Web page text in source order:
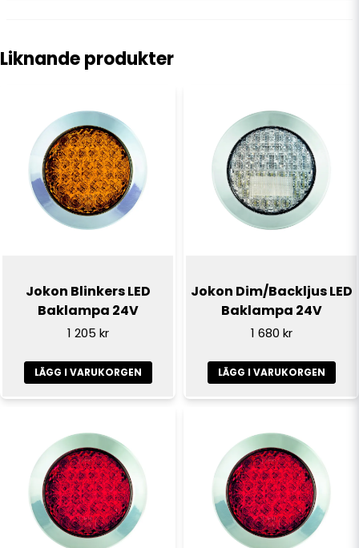
email
E-postadress
Skicka fråga
Liknande produkter
Jokon Blinkers LED
Baklampa 24V
1 205 kr
LÄGG I VARUKORGEN
Jokon Dim/Backljus LED
Baklampa 24V
1 680 kr
LÄGG I VARUKORGEN